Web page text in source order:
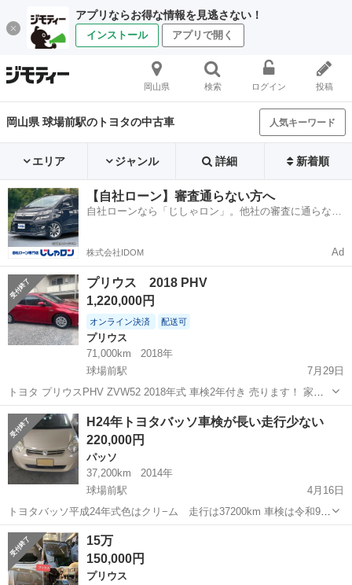
アプリならお得な情報を見逃さない！
インストール アプリで開く
岡山県 検索 ログイン 投稿
岡山県 球場前駅のトヨタの中古車 人気キーワード
エリア ジャンル 詳細 新着順
【自社ローン】審査通らない方へ
自社ローンなら「じしゃロン」。他社の審査に通らなか
株式会社IDOM Ad
プリウス 2018 PHV
1,220,000円
オンライン決済 配送可
プリウス
71,000km
2018年
球場前駅
7月29日
トヨタ プリウスPHV ZVW52 2018年式 車検2年付き 売ります！ 家族
が増え、もう少し大きい車へ乗り換えるため出品します。 【車両情
報】 ・2018年式 ・車検2年付き ・自動車税支払い済み ・走行距離：
約71...
岡山 倉敷市 球場前駅 プリウス
H24年トヨタバッソ車検が長い走行少ない
220,000円
パッソ
37,200km
2014年
球場前駅
4月16日
トヨタバッソ平成24年式色はクリ−ム 走行は37200km 車検は令和9年
12月24日まで有ります。主たる装備はエアコン キ−レス ナビETC
等 ノ―クレ−ムでお願いします。
岡山 倉敷市 球場前駅
15万
150,000円
プリウス